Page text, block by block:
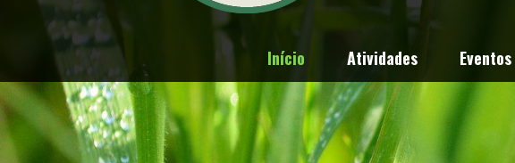
Início Atividades Eventos